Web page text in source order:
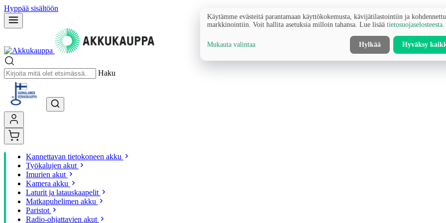
Hyppää sisältöön
Haku
Kannettavan tietokoneen akku
Työkalujen akut
Imurien akut
Kamera akku
Laturit ja latauskaapelit
Matkapuhelimen akku
Paristot
Radio-ohjattavien akut
Käytämme evästeitä parantamaan käyttökokemusta, kävijätilastointiin ja
markkinointiin. Voit hallita asetuksia milloin tahansa. Lue lisää tietosuojaselosteesta
Mukauta valintaa Hylkää Hyväksy